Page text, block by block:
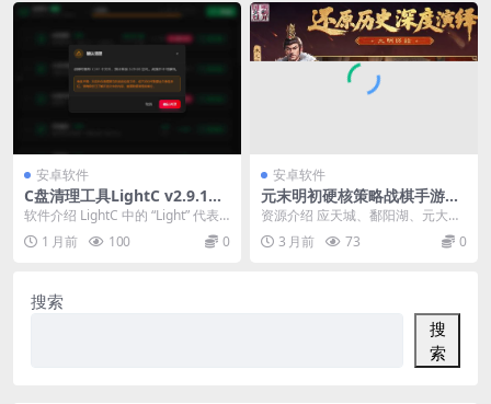
安卓软件
C盘清理工具LightC v2.9.1便
携版
软件介绍 LightC 中的 “Light” 代表
轻量、轻快，寓意让您的 C 盘...
1 月前 100 0
安卓软件
元末明初硬核策略战棋手游：
明朝开国英烈100.21.4免费版
资源介绍 应天城、鄱阳湖、元大
都！最真实的元末战场，最极限的
历史转折，最痛快的光...
3 月前 73 0
搜索
搜
索